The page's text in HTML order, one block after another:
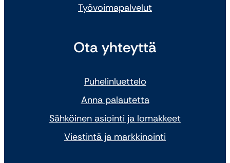
Työvoimapalvelut
Ota yhteyttä
Puhelinluettelo
Anna palautetta
Sähköinen asiointi ja lomakkeet
Viestintä ja markkinointi